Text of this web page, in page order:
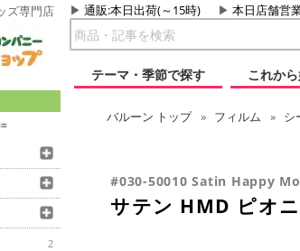
ズ専門店 通販:本日出荷(～15時) 本日店舗営
テーマ・季節で探す
これか
2
バルーン トップ フィルム シ
#030-50010 Satin Happy
サテン HMD ピオ